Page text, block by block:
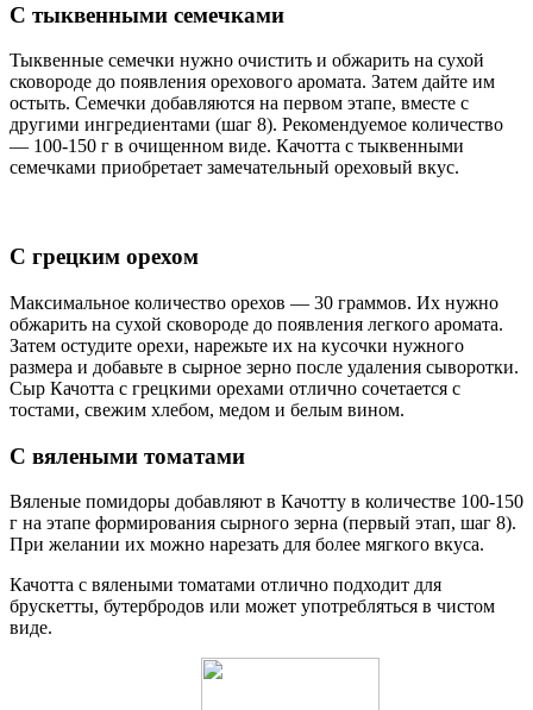
С тыквенными семечками
Тыквенные семечки нужно очистить и обжарить на сухой
сковороде до появления орехового аромата. Затем дайте им
остыть. Семечки добавляются на первом этапе, вместе с
другими ингредиентами (шаг 8). Рекомендуемое количество
— 100-150 г в очищенном виде. Качотта с тыквенными
семечками приобретает замечательный ореховый вкус.
С грецким орехом
Максимальное количество орехов — 30 граммов. Их нужно
обжарить на сухой сковороде до появления легкого аромата.
Затем остудите орехи, нарежьте их на кусочки нужного
размера и добавьте в сырное зерно после удаления сыворотки.
Сыр Качотта с грецкими орехами отлично сочетается с
тостами, свежим хлебом, медом и белым вином.
С вялеными томатами
Вяленые помидоры добавляют в Качотту в количестве 100-150
г на этапе формирования сырного зерна (первый этап, шаг 8).
При желании их можно нарезать для более мягкого вкуса.
Качотта с вялеными томатами отлично подходит для
брускетты, бутербродов или может употребляться в чистом
виде.